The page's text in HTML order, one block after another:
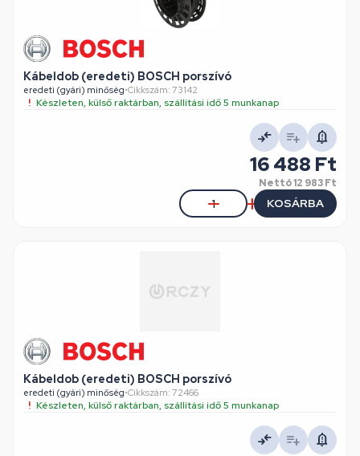
Kábeldob (eredeti) BOSCH porszívó
eredeti (gyári) minőség•Cikkszám: 73142
Készleten, külső raktárban, szállítási idő 5 munkanap
16 488 Ft
Nettó12 983 Ft
KOSÁRBA
Kábeldob (eredeti) BOSCH porszívó
eredeti (gyári) minőség•Cikkszám: 72466
Készleten, külső raktárban, szállítási idő 5 munkanap